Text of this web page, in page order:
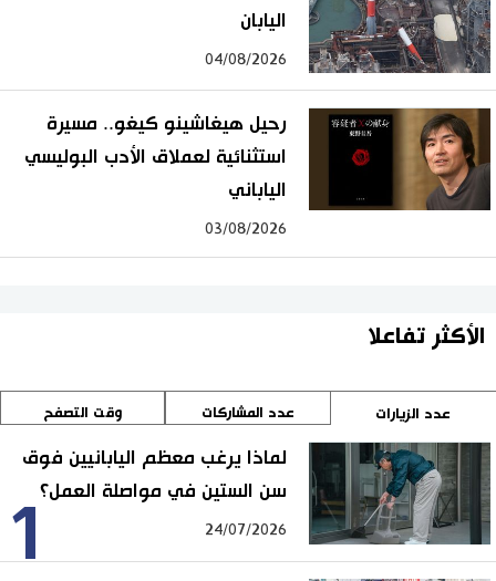
اليابان
04/08/2026
رحيل هيغاشينو كيغو.. مسيرة
استثنائية لعملاق الأدب البوليسي
الياباني
03/08/2026
الأكثر تفاعلا
عدد الزيارات عدد المشاركات وقت التصفح
1
لماذا يرغب معظم اليابانيين فوق
سن الستين في مواصلة العمل؟
24/07/2026